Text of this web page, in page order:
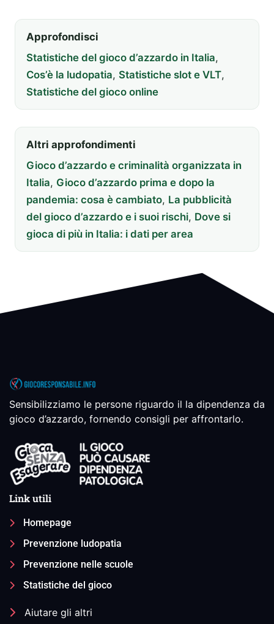
Approfondisci
Statistiche del gioco d’azzardo in Italia,
Cos’è la ludopatia, Statistiche slot e VLT,
Statistiche del gioco online
Altri approfondimenti
Gioco d’azzardo e criminalità organizzata in
Italia, Gioco d’azzardo prima e dopo la
pandemia: cosa è cambiato, La pubblicità
del gioco d’azzardo e i suoi rischi, Dove si
gioca di più in Italia: i dati per area
Sensibilizziamo le persone riguardo il la dipendenza da
gioco d’azzardo, fornendo consigli per affrontarlo.
Link utili
Homepage
Prevenzione ludopatia
Prevenzione nelle scuole
Statistiche del gioco
Aiutare gli altri